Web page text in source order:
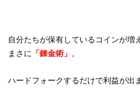
自分たちが保有しているコインが増
まさに
「錬金術」 。
ハードフォークするだけで利益が出